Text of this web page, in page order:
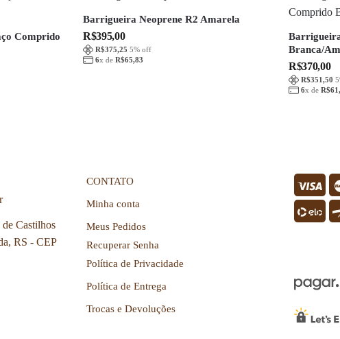
Comprido
Barrigueira Neoprene R2 Amarela
R$395,00
R$375,25 5% off
6x de R$65,83
Branca/
R$370,00
R$351,50 5
6x de R$
Castilhos
RS - CEP
CONTATO
Minha conta
Meus Pedidos
Recuperar Senha
Política de Privacidade
Política de Entrega
Trocas e Devoluções